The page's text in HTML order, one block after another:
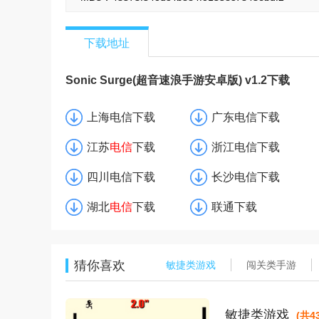
下载地址
Sonic Surge(超音速浪手游安卓版) v1.2下载
上海电信下载 广东电信下载
江苏电信下载 浙江电信下载
四川电信下载 长沙电信下载
湖北电信下载 联通下载
猜你喜欢 敏捷类游戏 闯关类手游
敏捷类游戏
(共